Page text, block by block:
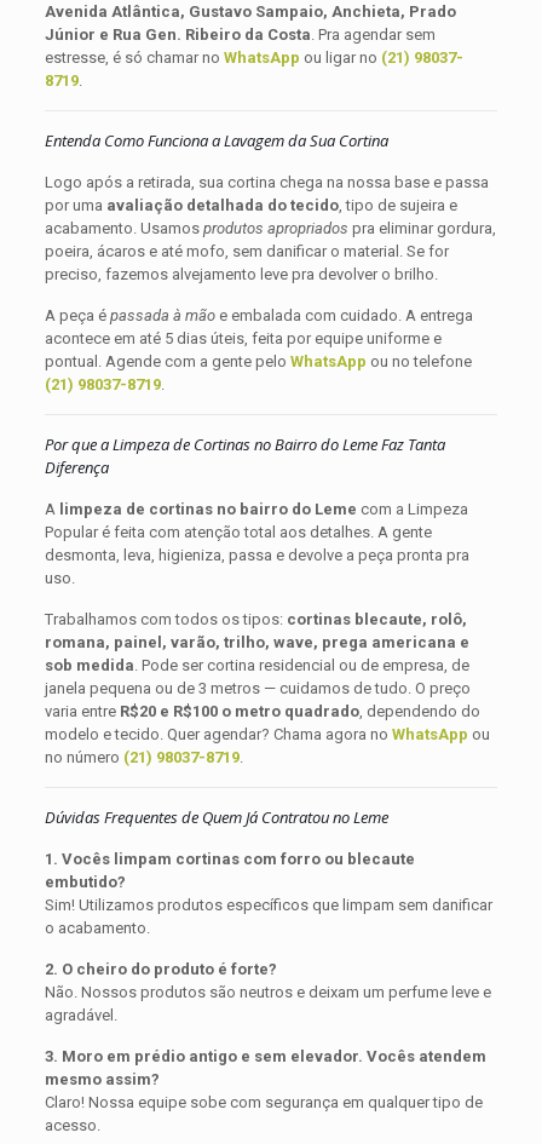
Avenida Atlântica, Gustavo Sampaio, Anchieta, Prado
Júnior e Rua Gen. Ribeiro da Costa . Pra agendar sem
estresse, é só chamar no WhatsApp ou ligar no (21) 98037-
8719.
Entenda Como Funciona a Lavagem da Sua Cortina
Logo após a retirada, sua cortina chega na nossa base e passa
por uma avaliação detalhada do tecido, tipo de sujeira e
acabamento. Usamos produtos apropriados pra eliminar gordura,
poeira, ácaros e até mofo, sem danificar o material. Se for
preciso, fazemos alvejamento leve pra devolver o brilho.
A peça é passada à mãoe embalada com cuidado. A entrega
acontece em até 5 dias úteis, feita por equipe uniforme e
pontual. Agende com a gente pelo WhatsApp ou no telefone
(21) 98037-8719.
Por que a Limpeza de Cortinas no Bairro do Leme Faz Tanta
Diferença
A limpeza de cortinas no bairro do Leme com a Limpeza
Popular é feita com atenção total aos detalhes. A gente
desmonta, leva, higieniza, passa e devolve a peça pronta pra
uso.
Trabalhamos com todos os tipos: cortinas blecaute, rolô,
romana, painel, varão, trilho, wave, prega americana e
sob medida . Pode ser cortina residencial ou de empresa, de
janela pequena ou de 3 metros — cuidamos de tudo. O preço
varia entre R$20 e R$100 o metro quadrado, dependendo do
modelo e tecido. Quer agendar? Chama agora no WhatsApp ou
no número (21) 98037-8719.
Dúvidas Frequentes de Quem Já Contratou no Leme
1. Vocês limpam cortinas com forro ou blecaute
embutido?
Sim! Utilizamos produtos específicos que limpam sem danificar
o acabamento.
2. O cheiro do produto é forte?
Não. Nossos produtos são neutros e deixam um perfume leve e
agradável.
3. Moro em prédio antigo e sem elevador. Vocês atendem
mesmo assim?
Claro! Nossa equipe sobe com segurança em qualquer tipo de
acesso.